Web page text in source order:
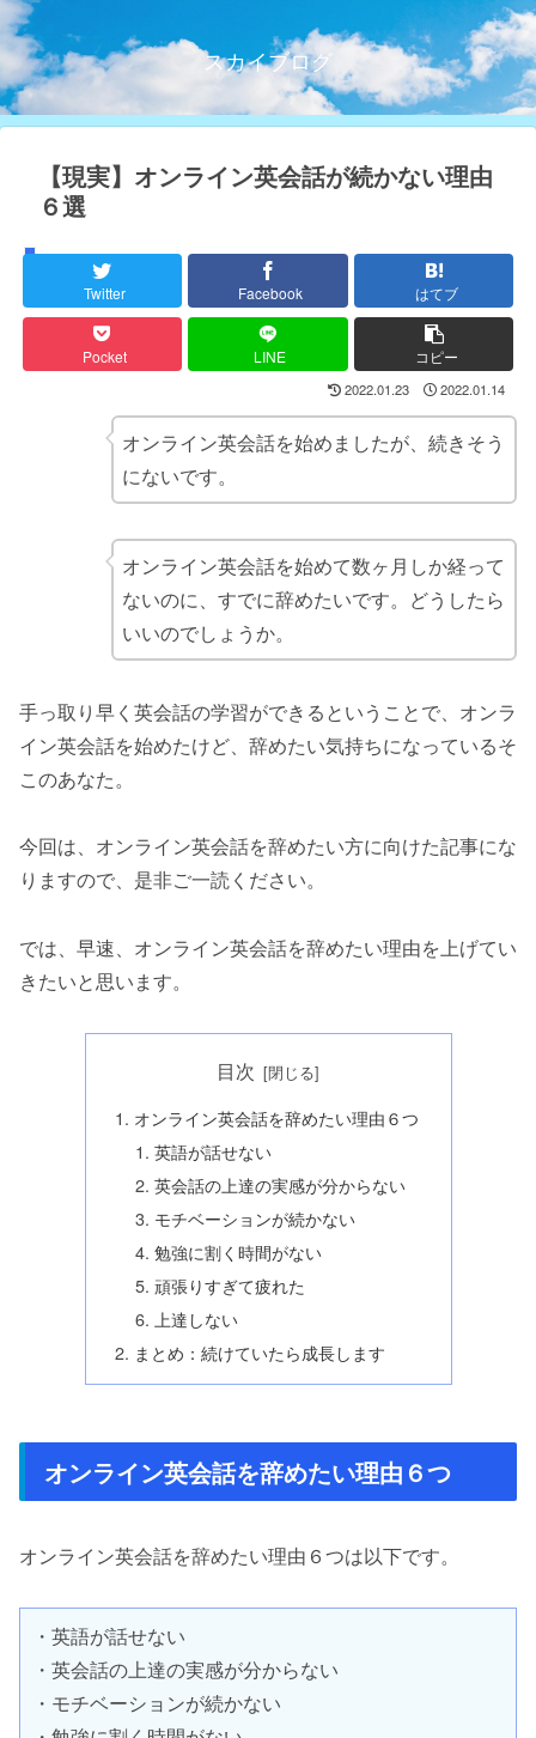
スカイブログ
【現実】オンライン英会話が続かない理由
６選
オンライン英会話
Twitter Facebook はてブ
Pocket LINE コピー
2022.01.23 2022.01.14
オンライン英会話を始めましたが、続きそう
にないです。
オンライン英会話を始めて数ヶ月しか経って
ないのに、すでに辞めたいです。どうしたら
いいのでしょうか。
手っ取り早く英会話の学習ができるということで、オンラ
イン英会話を始めたけど、辞めたい気持ちになっているそ
このあなた。
今回は、オンライン英会話を辞めたい方に向けた記事にな
りますので、是非ご一読ください。
では、早速、オンライン英会話を辞めたい理由を上げてい
きたいと思います。
目次
オンライン英会話を辞めたい理由６つ
英語が話せない
英会話の上達の実感が分からない
モチベーションが続かない
勉強に割く時間がない
頑張りすぎて疲れた
上達しない
まとめ：続けていたら成長します
オンライン英会話を辞めたい理由６つ
オンライン英会話を辞めたい理由６つは以下です。
・英語が話せない
・英会話の上達の実感が分からない
・モチベーションが続かない